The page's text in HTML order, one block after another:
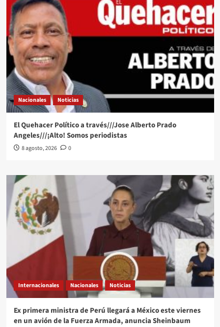
Nacionales Noticias
El Quehacer Político a través///Jose Alberto Prado
Angeles///¡Alto! Somos periodistas
8 agosto, 2026 0
Internacionales Nacionales Noticias
Ex primera ministra de Perú llegará a México este viernes
en un avión de la Fuerza Armada, anuncia Sheinbaum